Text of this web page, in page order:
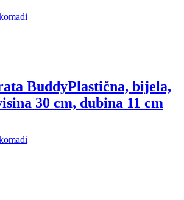
BuddyPlastična, bijela,
30 cm, dubina 11 cm